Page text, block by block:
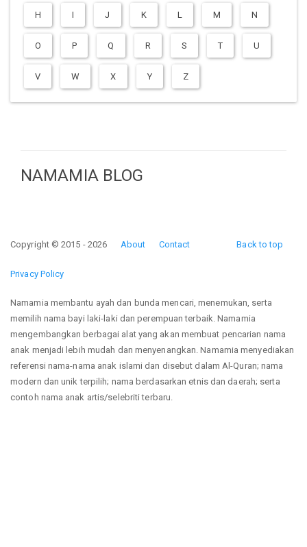
H I J K L M N
O P Q R S T U
V W X Y Z
NAMAMIA BLOG
Back to top
Copyright © 2015 - 2026 About Contact
Privacy Policy
Namamia membantu ayah dan bunda mencari, menemukan, serta
memilih nama bayi laki-laki dan perempuan terbaik. Namamia
mengembangkan berbagai alat yang akan membuat pencarian nama
anak menjadi lebih mudah dan menyenangkan. Namamia menyediakan
referensi nama-nama anak islami dan disebut dalam Al-Quran; nama
modern dan unik terpilih; nama berdasarkan etnis dan daerah; serta
contoh nama anak artis/selebriti terbaru.